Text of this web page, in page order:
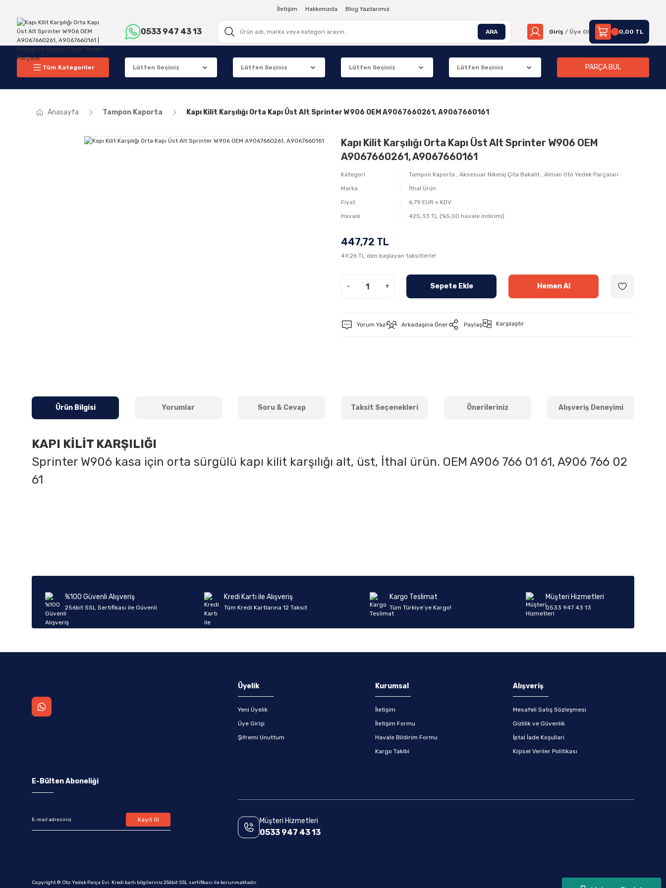
İletişim Hakkımızda Blog Yazılarımız
0533 947 43 13 ARA Giriş / Üye Ol 0,00 TL
Tüm Kategoriler PARÇA BUL
Anasayfa Tampon Kaporta Kapı Kilit Karşılığı Orta Kapı Üst Alt Sprinter W906 OEM A9067660261, A9067660161
Kapı Kilit Karşılığı Orta Kapı Üst Alt Sprinter W906 OEM
A9067660261, A9067660161
Kategori Tampon Kaporta ,Aksesuar Nikelaj Çıta Bakalit ,Alman Oto Yedek Parçaları
Marka
İthal Ürün
Fiyat
6,79 EUR + KDV
Havale
425,33 TL (%5,00 havale indirimi)
447,72 TL
49,26 TL den başlayan taksitlerle!
- + Sepete Ekle Hemen Al
Yorum Yaz Arkadaşına Öner Paylaş Karşılaştır
Ürün Bilgisi Yorumlar Soru & Cevap Taksit Seçenekleri Önerileriniz Alışveriş Deneyimi
KAPI KİLİT KARŞILIĞI
Sprinter W906 kasa için orta sürgülü kapı kilit karşılığı alt, üst, İthal ürün. OEM A906 766 01 61, A906 766 02
61
Ürün fiyatı diğer sitelerden daha pahalı.
Bu ürüne benzer farklı alternatifler olmalı.
%100 Güvenli Alışveriş
256bit SSL Sertifikası ile Güvenli
Kredi Kartı ile Alışveriş
Tüm Kredi Kartlarına 12 Taksit
Kargo Teslimat
Tüm Türkiye’ye Kargo!
Müşteri Hizmetleri
0533 947 43 13
Üyelik
Yeni Üyelik
Üye Girişi
Şifremi Unuttum
Kurumsal
İletişim
İletişim Formu
Havale Bildirim Formu
Kargo Takibi
Alışveriş
Mesafeli Satış Sözleşmesi
Gizlilik ve Güvenlik
İptal İade Koşullari
Kişisel Veriler Politikası
E-Bülten Aboneliği
Kayıt Ol Müşteri Hizmetleri
0533 947 43 13
Copyright © Oto Yedek Parça Evi. Kredi kartı bilgileriniz 256bit SSL sertifikası ile korunmaktadır.